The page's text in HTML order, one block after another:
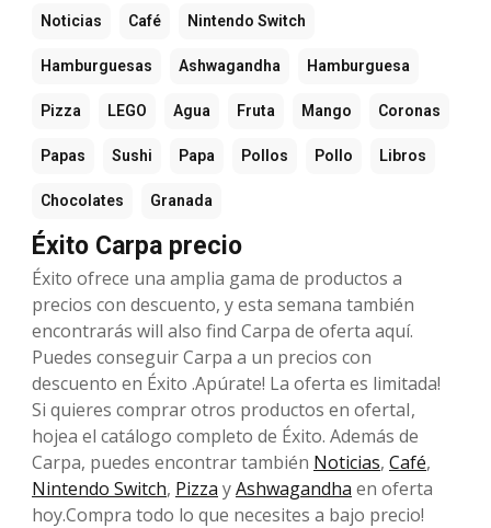
Noticias Café Nintendo Switch
Hamburguesas Ashwagandha Hamburguesa
Pizza LEGO Agua Fruta Mango Coronas
Papas Sushi Papa Pollos Pollo Libros
Chocolates Granada
Éxito Carpa precio
Éxito ofrece una amplia gama de productos a
precios con descuento, y esta semana también
encontrarás will also find Carpa de oferta aquí.
Puedes conseguir Carpa a un precios con
descuento en Éxito .Apúrate! La oferta es limitada!
Si quieres comprar otros productos en ofertaI,
hojea el catálogo completo de Éxito. Además de
Carpa, puedes encontrar también Noticias, Café,
Nintendo Switch, Pizza yAshwagandha en oferta
hoy.Compra todo lo que necesites a bajo precio!